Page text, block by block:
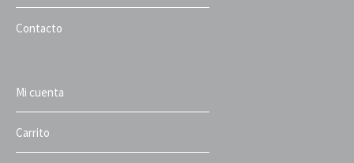
Contacto
Mi cuenta
Carrito